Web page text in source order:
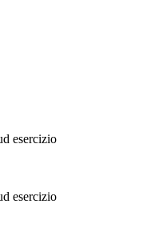
esercizio
esercizio